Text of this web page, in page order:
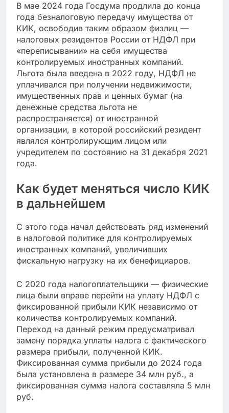
В мае 2024 года Госдума продлила до конца
года безналоговую передачу имущества от
КИК, освободив таким образом физлиц —
налоговых резидентов России от НДФЛ при
«переписывании» на себя имущества
контролируемых иностранных компаний.
Льгота была введена в 2022 году, НДФЛ не
уплачивался при получении недвижимости,
имущественных прав и ценных бумаг (на
денежные средства льгота не
распространяется) от иностранной
организации, в которой российский резидент
являлся контролирующим лицом или
учредителем по состоянию на 31 декабря 2021
года.
Как будет меняться число КИК
в дальнейшем
С этого года начал действовать ряд изменений
в налоговой политике для контролируемых
иностранных компаний, увеличивших
фискальную нагрузку на их бенефициаров.
С 2020 года налогоплательщики — физические
лица были вправе перейти на уплату НДФЛ с
фиксированной прибыли КИК независимо от
количества контролируемых компаний.
Переход на данный режим предусматривал
замену порядка уплаты налога с фактического
размера прибыли, полученной КИК.
Фиксированная сумма прибыли до 2024 года
была установлена в размере 34 млн руб., а
фиксированная сумма налога составляла 5 млн
руб.